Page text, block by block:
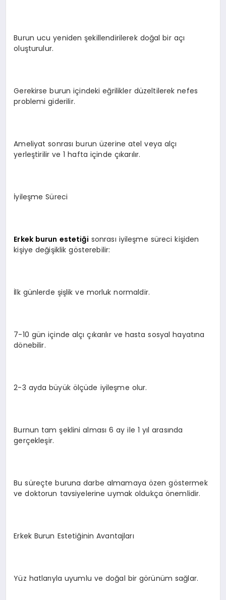
Burun ucu yeniden şekillendirilerek doğal bir açı
oluşturulur.
Gerekirse burun içindeki eğrilikler düzeltilerek nefes
problemi giderilir.
Ameliyat sonrası burun üzerine atel veya alçı
yerleştirilir ve 1 hafta içinde çıkarılır.
İyileşme Süreci
Erkek burun estetiği sonrası iyileşme süreci kişiden
kişiye değişiklik gösterebilir:
İlk günlerde şişlik ve morluk normaldir.
7-10 gün içinde alçı çıkarılır ve hasta sosyal hayatına
dönebilir.
2-3 ayda büyük ölçüde iyileşme olur.
Burnun tam şeklini alması 6 ay ile 1 yıl arasında
gerçekleşir.
Bu süreçte buruna darbe almamaya özen göstermek
ve doktorun tavsiyelerine uymak oldukça önemlidir.
Erkek Burun Estetiğinin Avantajları
Yüz hatlarıyla uyumlu ve doğal bir görünüm sağlar.